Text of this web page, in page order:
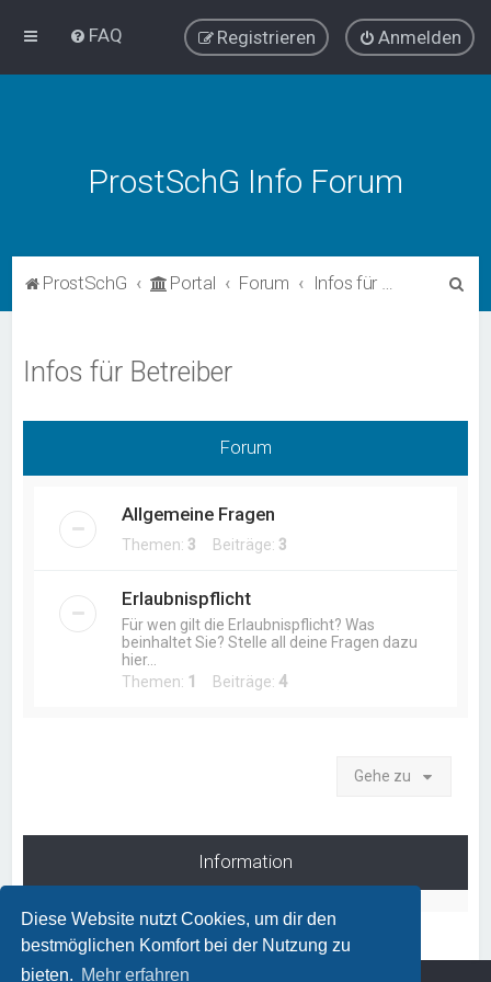
Diese Website nutzt Cookies, um dir den
bestmöglichen Komfort bei der Nutzung zu
bieten. Mehr erfahren
FAQ Anmelden
Registrieren
ProstSchG Info Forum
ProstSchG Portal Forum Infos für Betreiber
Infos für Betreiber
Forum
Allgemeine Fragen
Themen: 3 Beiträge: 3
Erlaubnispflicht
Für wen gilt die Erlaubnispflicht? Was
beinhaltet Sie? Stelle all deine Fragen dazu
hier...
Themen: 1 Beiträge:4
Gehe zu
Information